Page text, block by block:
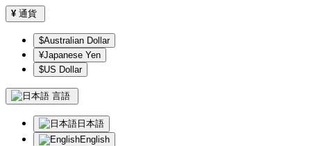
¥ 通貨
$Australian Dollar
¥Japanese Yen
$US Dollar
言語
日本語
English